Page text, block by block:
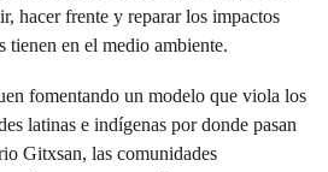
hacer frente y reparar los impactos
tienen en el medio ambiente.
fomentando un modelo que viola los
latinas e indígenas por donde pasan
Gitxsan, las comunidades